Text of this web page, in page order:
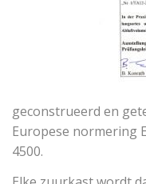
geconstrueerd en
Europese normering
4500.